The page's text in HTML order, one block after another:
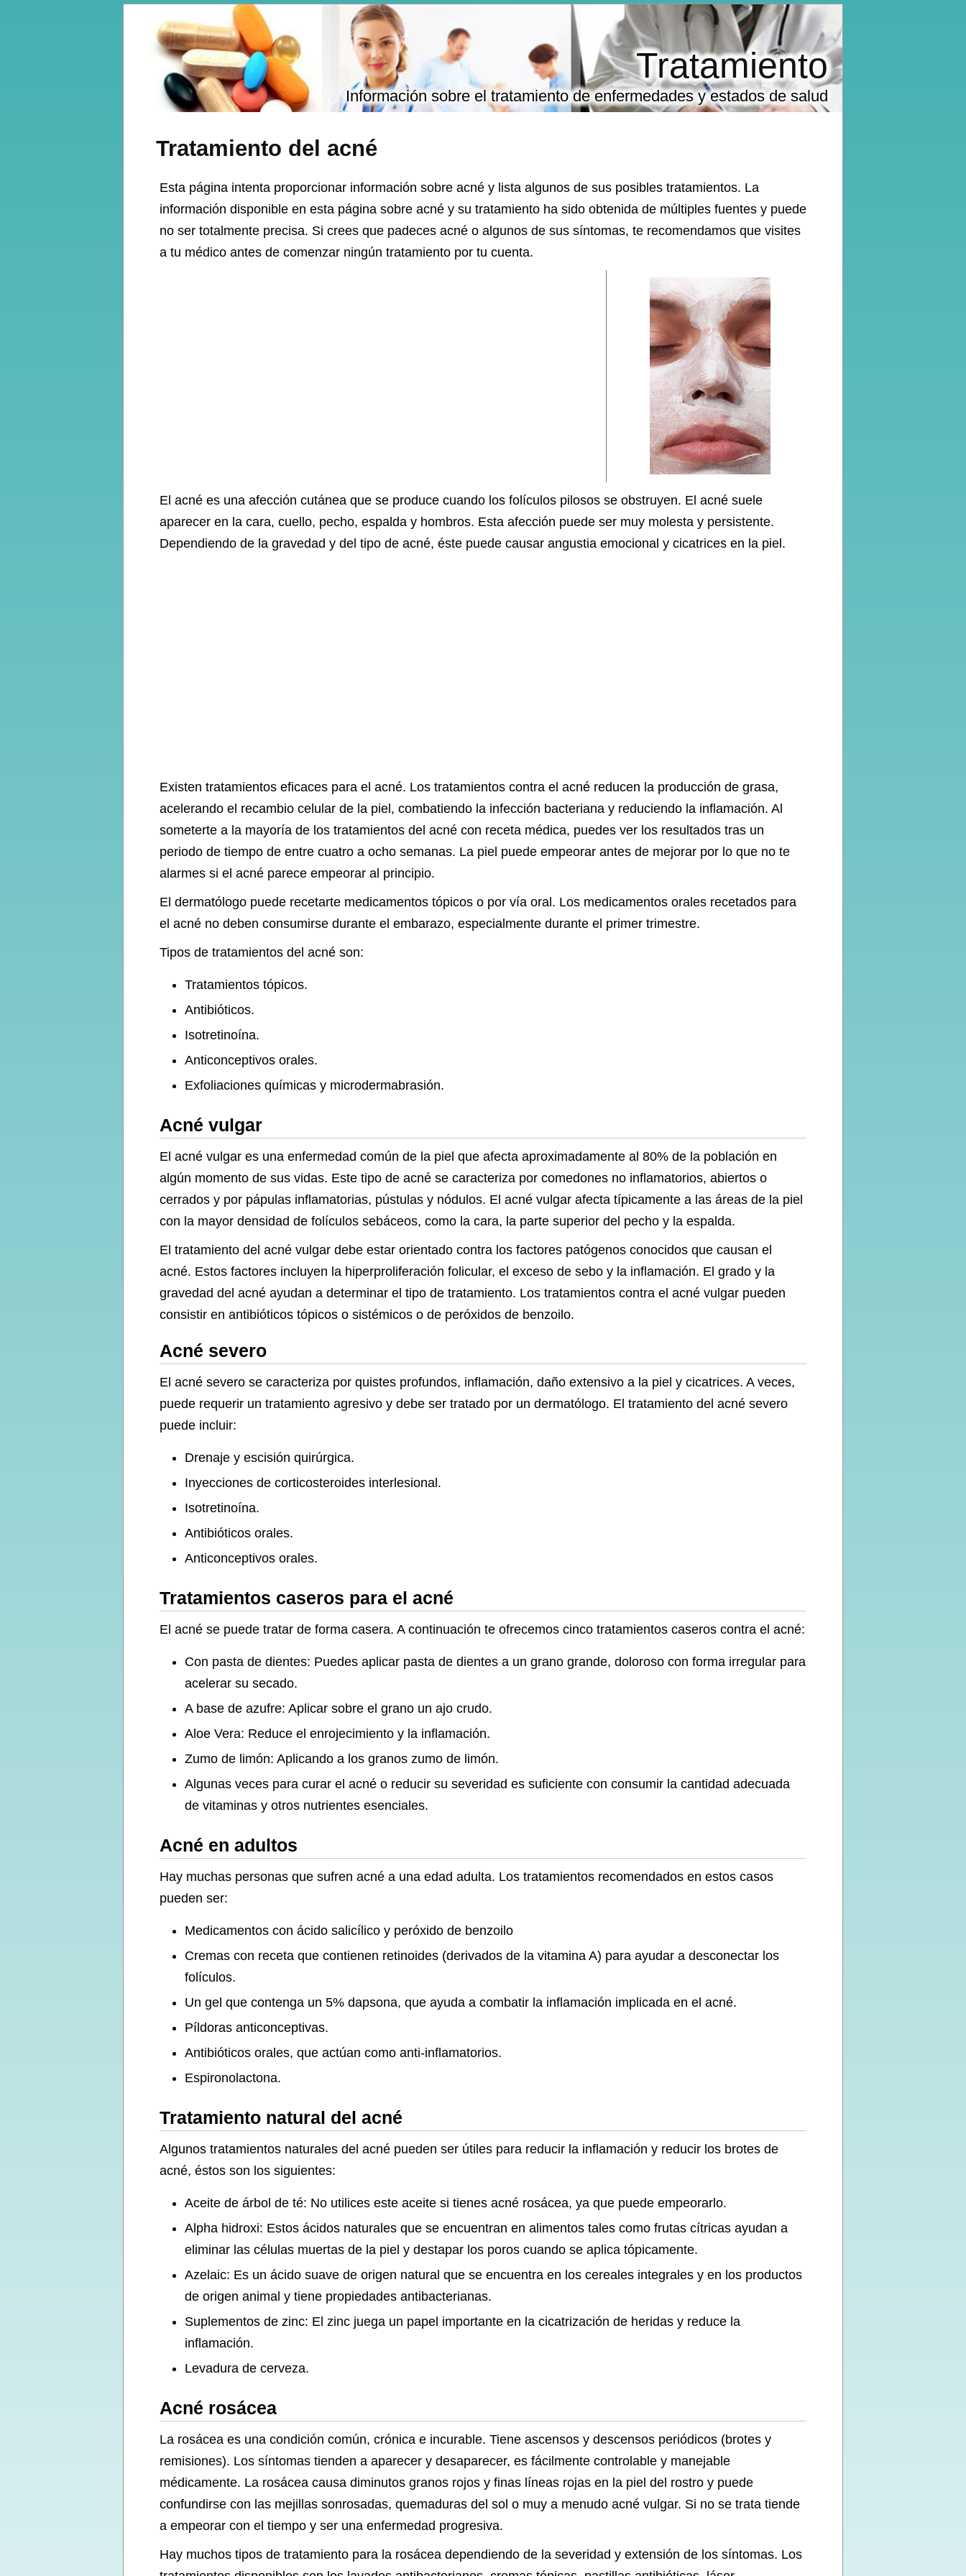
Tratamiento del acné
Tratamiento
Información sobre el tratamiento de enfermedades y estados de salud
Esta página intenta proporcionar información sobre acné y lista algunos de sus posibles tratamientos. La
información disponible en esta página sobre acné y su tratamiento ha sido obtenida de múltiples fuentes y puede
no ser totalmente precisa. Si crees que padeces acné o algunos de sus síntomas, te recomendamos que visites
a tu médico antes de comenzar ningún tratamiento por tu cuenta.
El acné es una afección cutánea que se produce cuando los folículos pilosos se obstruyen. El acné suele
aparecer en la cara, cuello, pecho, espalda y hombros. Esta afección puede ser muy molesta y persistente.
Dependiendo de la gravedad y del tipo de acné, éste puede causar angustia emocional y cicatrices en la piel.
Existen tratamientos eficaces para el acné. Los tratamientos contra el acné reducen la producción de grasa,
acelerando el recambio celular de la piel, combatiendo la infección bacteriana y reduciendo la inflamación. Al
someterte a la mayoría de los tratamientos del acné con receta médica, puedes ver los resultados tras un
periodo de tiempo de entre cuatro a ocho semanas. La piel puede empeorar antes de mejorar por lo que no te
alarmes si el acné parece empeorar al principio.
El dermatólogo puede recetarte medicamentos tópicos o por vía oral. Los medicamentos orales recetados para
el acné no deben consumirse durante el embarazo, especialmente durante el primer trimestre.
Tipos de tratamientos del acné son:
Tratamientos tópicos.
Antibióticos.
Isotretinoína.
Anticonceptivos orales.
Exfoliaciones químicas y microdermabrasión.
Acné vulgar
El acné vulgar es una enfermedad común de la piel que afecta aproximadamente al 80% de la población en
algún momento de sus vidas. Este tipo de acné se caracteriza por comedones no inflamatorios, abiertos o
cerrados y por pápulas inflamatorias, pústulas y nódulos. El acné vulgar afecta típicamente a las áreas de la piel
con la mayor densidad de folículos sebáceos, como la cara, la parte superior del pecho y la espalda.
El tratamiento del acné vulgar debe estar orientado contra los factores patógenos conocidos que causan el
acné. Estos factores incluyen la hiperproliferación folicular, el exceso de sebo y la inflamación. El grado y la
gravedad del acné ayudan a determinar el tipo de tratamiento. Los tratamientos contra el acné vulgar pueden
consistir en antibióticos tópicos o sistémicos o de peróxidos de benzoilo.
Acné severo
El acné severo se caracteriza por quistes profundos, inflamación, daño extensivo a la piel y cicatrices. A veces,
puede requerir un tratamiento agresivo y debe ser tratado por un dermatólogo. El tratamiento del acné severo
puede incluir:
Drenaje y escisión quirúrgica.
Inyecciones de corticosteroides interlesional.
Isotretinoína.
Antibióticos orales.
Anticonceptivos orales.
Tratamientos caseros para el acné
El acné se puede tratar de forma casera. A continuación te ofrecemos cinco tratamientos caseros contra el acné:
Con pasta de dientes: Puedes aplicar pasta de dientes a un grano grande, doloroso con forma irregular para
acelerar su secado.
A base de azufre: Aplicar sobre el grano un ajo crudo.
Aloe Vera: Reduce el enrojecimiento y la inflamación.
Zumo de limón: Aplicando a los granos zumo de limón.
Algunas veces para curar el acné o reducir su severidad es suficiente con consumir la cantidad adecuada
de vitaminas y otros nutrientes esenciales.
Acné en adultos
Hay muchas personas que sufren acné a una edad adulta. Los tratamientos recomendados en estos casos
pueden ser:
Medicamentos con ácido salicílico y peróxido de benzoilo
Cremas con receta que contienen retinoides (derivados de la vitamina A) para ayudar a desconectar los
folículos.
Un gel que contenga un 5% dapsona, que ayuda a combatir la inflamación implicada en el acné.
Píldoras anticonceptivas.
Antibióticos orales, que actúan como anti-inflamatorios.
Espironolactona.
Tratamiento natural del acné
Algunos tratamientos naturales del acné pueden ser útiles para reducir la inflamación y reducir los brotes de
acné, éstos son los siguientes:
Aceite de árbol de té: No utilices este aceite si tienes acné rosácea, ya que puede empeorarlo.
Alpha hidroxi: Estos ácidos naturales que se encuentran en alimentos tales como frutas cítricas ayudan a
eliminar las células muertas de la piel y destapar los poros cuando se aplica tópicamente.
Azelaic: Es un ácido suave de origen natural que se encuentra en los cereales integrales y en los productos
de origen animal y tiene propiedades antibacterianas.
Suplementos de zinc: El zinc juega un papel importante en la cicatrización de heridas y reduce la
inflamación.
Levadura de cerveza.
Acné rosácea
La rosácea es una condición común, crónica e incurable. Tiene ascensos y descensos periódicos (brotes y
remisiones). Los síntomas tienden a aparecer y desaparecer, es fácilmente controlable y manejable
médicamente. La rosácea causa diminutos granos rojos y finas líneas rojas en la piel del rostro y puede
confundirse con las mejillas sonrosadas, quemaduras del sol o muy a menudo acné vulgar. Si no se trata tiende
a empeorar con el tiempo y ser una enfermedad progresiva.
Hay muchos tipos de tratamiento para la rosácea dependiendo de la severidad y extensión de los síntomas. Los